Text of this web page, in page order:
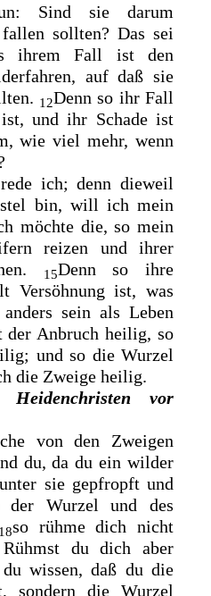
Sind sie darum
sollten? Das sei
ihrem Fall ist den
auf daß sie
12Denn so ihr Fall
und ihr Schade ist
wie viel mehr, wenn
ich; denn dieweil
bin, will ich mein
möchte die, so mein
reizen und ihrer
15Denn so ihre
Versöhnung ist, was
sein als Leben
der Anbruch heilig, so
und so die Wurzel
die Zweige heilig.
vor
von den Zweigen
du, da du ein wilder
sie gepfropft und
der Wurzel und des
18so rühme dich nicht
du dich aber
wissen, daß du die
sondern die Wurzel